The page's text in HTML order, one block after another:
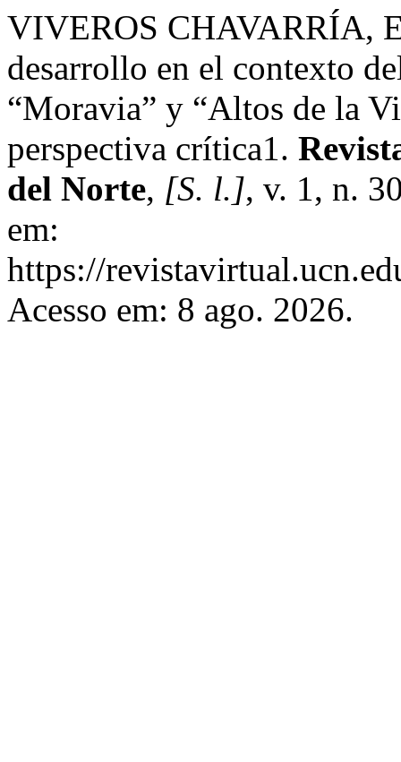
VIVEROS CHAVARRÍA,
desarrollo en el contexto
“Moravia” y “Altos de la
perspectiva crítica1.
del Norte, [S. l.], v. 1, n.
em:
https://
Acesso em: 8 ago. 2026.